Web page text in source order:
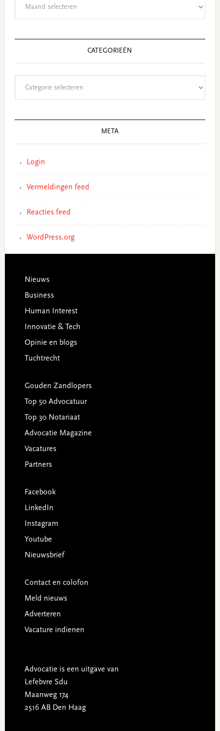
CATEGORIEËN
META
Login
Vermeldingen feed
Reacties feed
WordPress.org
Footer
Nieuws
Business
Human Interest
Innovatie & Tech
Opinie en blogs
Tuchtrecht
Gouden Zandlopers
Top 50 Advocatuur
Top 30 Notariaat
Advocatie Magazine
Vacatures
Partners
Facebook
LinkedIn
Instagram
Youtube
Nieuwsbrief
Contact en colofon
Meld nieuws
Adverteren
Vacature indienen
Advocatie is een uitgave van
Lefebvre Sdu
Maanweg 174
2516 AB Den Haag